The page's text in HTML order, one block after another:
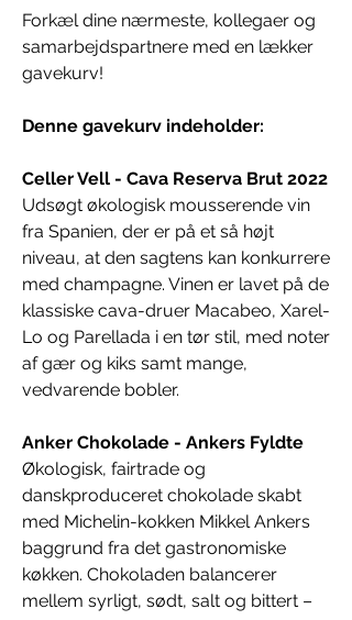
Forkæl dine nærmeste, kollegaer og
samarbejdspartnere med en lækker
gavekurv!
Denne gavekurv indeholder:
Celler Vell - Cava Reserva Brut 2022
Udsøgt økologisk mousserende vin
fra Spanien, der er på et så højt
niveau, at den sagtens kan konkurrere
med champagne. Vinen er lavet på de
klassiske cava-druer Macabeo, Xarel-
Lo og Parellada i en tør stil, med noter
af gær og kiks samt mange,
vedvarende bobler.
Anker Chokolade - Ankers Fyldte
Økologisk, fairtrade og
danskproduceret chokolade skabt
med Michelin-kokken Mikkel Ankers
baggrund fra det gastronomiske
køkken. Chokoladen balancerer
mellem syrligt, sødt, salt og bittert –